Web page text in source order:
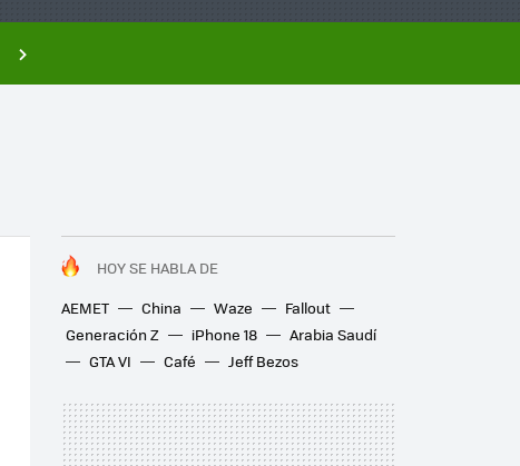
HOY SE HABLA DE
AEMET
China Waze
Fallout
Generación Z
iPhone 18
Arabia Saudí
GTA VI
Café Jeff Bezos